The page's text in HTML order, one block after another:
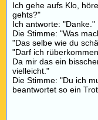
Ich gehe aufs Klo,
gehts?"
Ich antworte: "Danke."
Die Stimme: "Was
"Das selbe wie du
"Darf ich
Da mir das ein
vielleicht."
Die Stimme: "Du ich
beantwortet so ein